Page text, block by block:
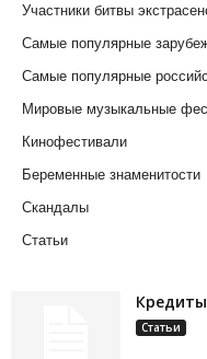
Участники битвы
Самые популярные
Самые популярные
Мировые музыкальные
Кинофестивали
Беременные знаменитости
Скандалы
Статьи
Статьи